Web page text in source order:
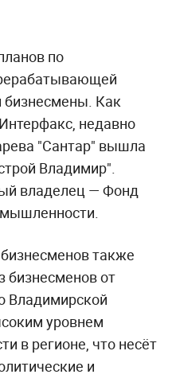
по
бизнесмены. Как
недавно
"Сантар" вышла
Владимир".
владелец — Фонд
также
бизнесменов от
Владимирской
уровнем
в регионе, что несёт
и